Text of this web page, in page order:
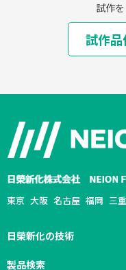
試作
試作
東京 大阪 名古屋 福岡 三重
日榮新化の技術
製品検索